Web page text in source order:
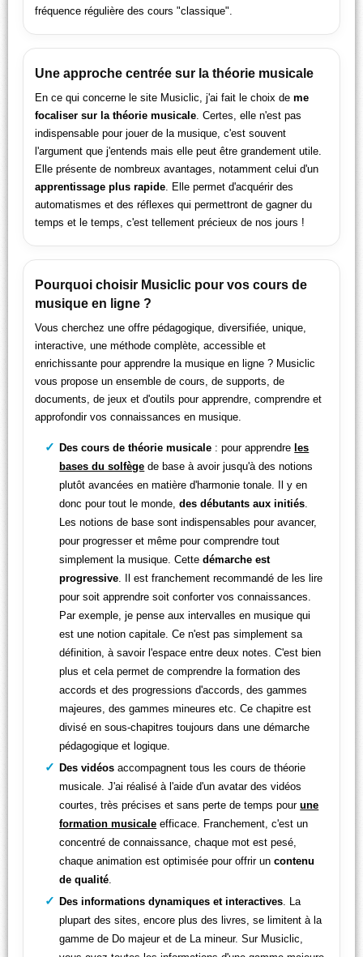
fréquence régulière des cours "classique".
Une approche centrée sur la théorie musicale
En ce qui concerne le site Musiclic, j'ai fait le choix deme
focaliser sur la théorie musicale. Certes, elle n'est pas
indispensable pour jouer de la musique, c'est souvent
l'argument que j'entends mais elle peut être grandement utile.
Elle présente de nombreux avantages, notamment celui d'un
apprentissage plus rapide. Elle permet d'acquérir des
automatismes et des réflexes qui permettront de gagner du
temps et le temps, c'est tellement précieux de nos jours !
Pourquoi choisir Musiclic pour vos cours de
musique en ligne ?
Vous cherchez une offre pédagogique, diversifiée, unique,
interactive, une méthode complète, accessible et
enrichissante pour apprendre la musique en ligne ? Musiclic
vous propose un ensemble de cours, de supports, de
documents, de jeux et d'outils pour apprendre, comprendre et
approfondir vos connaissances en musique.
Des cours de théorie musicale : pour apprendre les
bases du solfège de base à avoir jusqu'à des notions
plutôt avancées en matière d'harmonie tonale. Il y en
donc pour tout le monde,des débutants aux initiés.
Les notions de base sont indispensables pour avancer,
pour progresser et même pour comprendre tout
simplement la musique. Cettedémarche est
progressive. Il est franchement recommandé de les lire
pour soit apprendre soit conforter vos connaissances.
Par exemple, je pense aux intervalles en musique qui
est une notion capitale. Ce n'est pas simplement sa
définition, à savoir l'espace entre deux notes. C'est bien
plus et cela permet de comprendre la formation des
accords et des progressions d'accords, des gammes
majeures, des gammes mineures etc. Ce chapitre est
divisé en sous-chapitres toujours dans une démarche
pédagogique et logique.
Des vidéos accompagnent tous les cours de théorie
musicale. J'ai réalisé à l'aide d'un avatar des vidéos
courtes, très précises et sans perte de temps pourune
formation musicale efficace. Franchement, c'est un
concentré de connaissance, chaque mot est pesé,
chaque animation est optimisée pour offrir uncontenu
de qualité.
Des informations dynamiques et interactives. La
plupart des sites, encore plus des livres, se limitent à la
gamme de Do majeur et de La mineur. Sur Musiclic,